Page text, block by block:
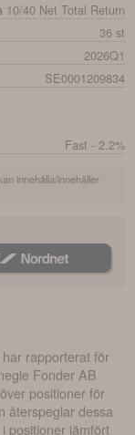
10/40 Net Total Return
36 st
2026Q1
SE0001209834
Fast - 2.2%
innehålla/innehåller
rapporterat för
Fonder AB
positioner för
återspeglar dessa
positioner jämfört